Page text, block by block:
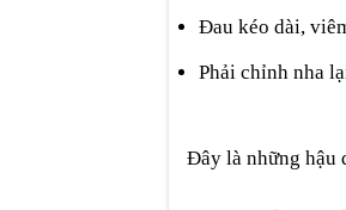
Đau kéo dài,
Phải chỉnh nha
Đây là những hậu